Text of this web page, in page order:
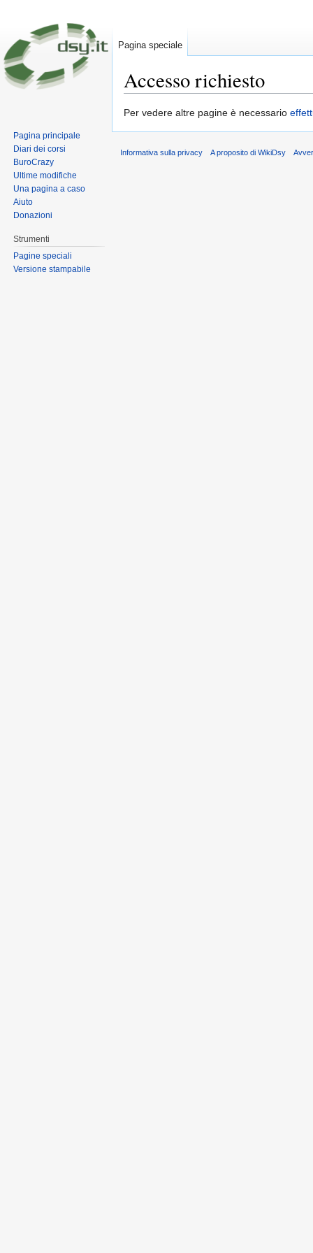
Accesso richiesto
Per vedere altre pagine è necessario
Pagina speciale
Pagina principale
Diari dei corsi
BuroCrazy
Ultime modifiche
Una pagina a caso
Aiuto
Donazioni
Strumenti
Pagine speciali
Versione stampabile
Informativa sulla privacy A proposito di WikiDsy